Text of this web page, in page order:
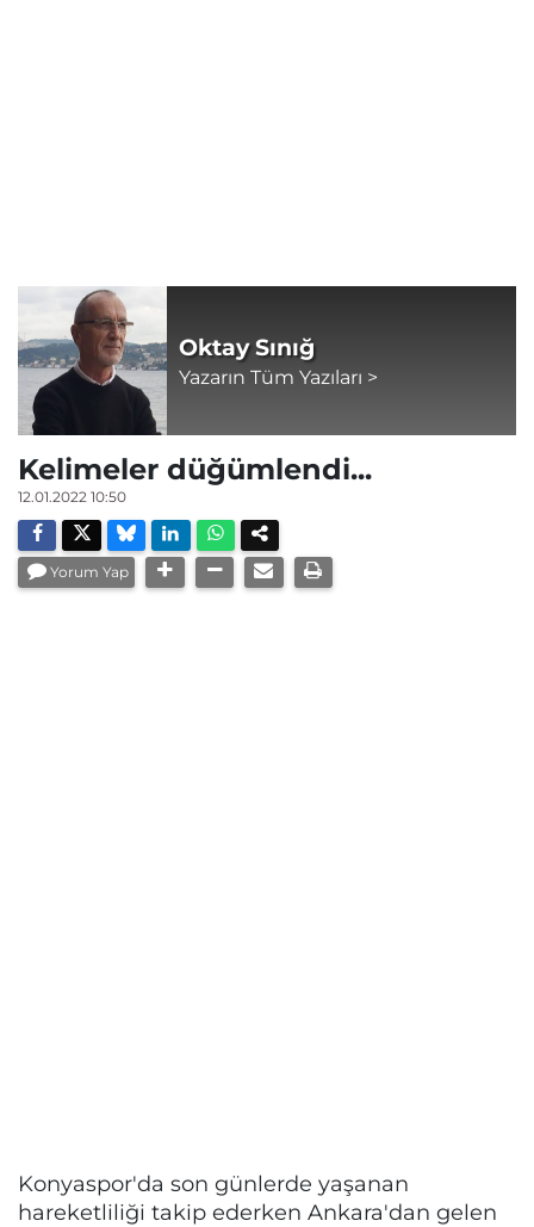
Oktay Sınığ
Yazarın Tüm Yazıları >
Kelimeler düğümlendi...
12.01.2022 10:50
Yorum Yap
Konyaspor'da son günlerde yaşanan
hareketliliği takip ederken Ankara'dan gelen